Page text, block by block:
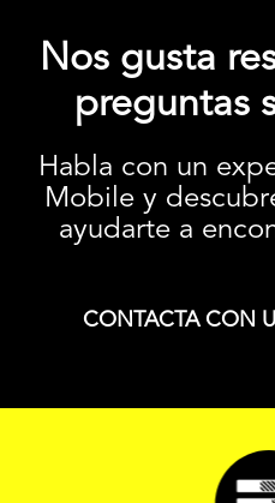
Nos gusta
preguntas
Habla con un
Mobile y
ayudarte a
CONTACTA CON